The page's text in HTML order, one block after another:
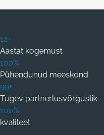
12+
Aastat kogemust
100%
Pühendunud meeskond
99+
Tugev partnerlusvõrgustik
100%
kvaliteet